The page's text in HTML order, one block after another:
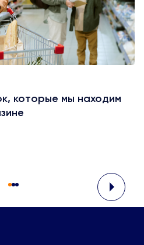
которые мы находим